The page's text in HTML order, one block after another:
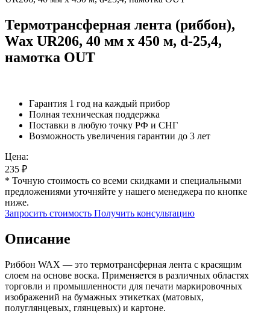
Термотрансферная лента (риббон),
Wax UR206, 40 мм x 450 м, d-25,4,
намотка OUT
Гарантия 1 год на каждый прибор
Полная техническая поддержка
Поставки в любую точку РФ и СНГ
Возможность увеличения гарантии до 3 лет
Цена:
235 ₽
* Точную стоимость со всеми скидками и специальными
предложениями уточняйте у нашего менеджера по кнопке
ниже.
Запросить стоимость Получить консультацию
Описание
Риббон WAX — это термотрансферная лента с красящим
слоем на основе воска. Применяется в различных областях
торговли и промышленности для печати маркировочных
изображений на бумажных этикетках (матовых,
полуглянцевых, глянцевых) и картоне.